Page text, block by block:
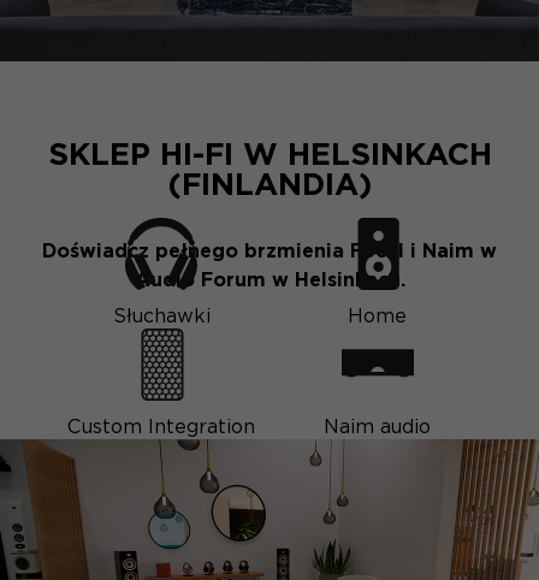
SKLEP HI-FI W HELSINKACH
(FINLANDIA)
Doświadcz pełnego brzmienia Focal i Naim w
Audio Forum w Helsinkach.
Słuchawki
Home
Custom Integration Naim audio